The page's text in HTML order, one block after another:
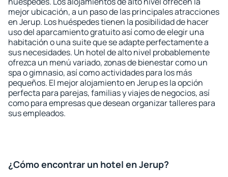
mejor ubicación, a un paso de las principales atracciones
en Jerup. Los huéspedes tienen la posibilidad de hacer
uso del aparcamiento gratuito así como de elegir una
habitación o una suite que se adapte perfectamente a
sus necesidades. Un hotel de alto nivel probablemente
ofrezca un menú variado, zonas de bienestar como un
spa o gimnasio, así como actividades para los más
pequeños. El mejor alojamiento en Jerup es la opción
perfecta para parejas, familias y viajes de negocios, así
como para empresas que desean organizar talleres para
sus empleados.
¿Cómo encontrar un hotel en Jerup?